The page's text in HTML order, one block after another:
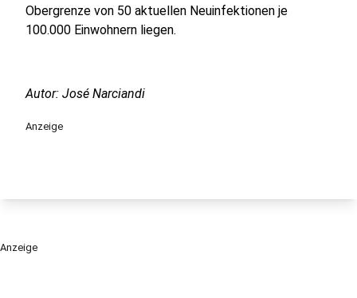
Obergrenze von 50 aktuellen Neuinfektionen je
100.000 Einwohnern liegen.
Autor: José Narciandi
Anzeige
Anzeige